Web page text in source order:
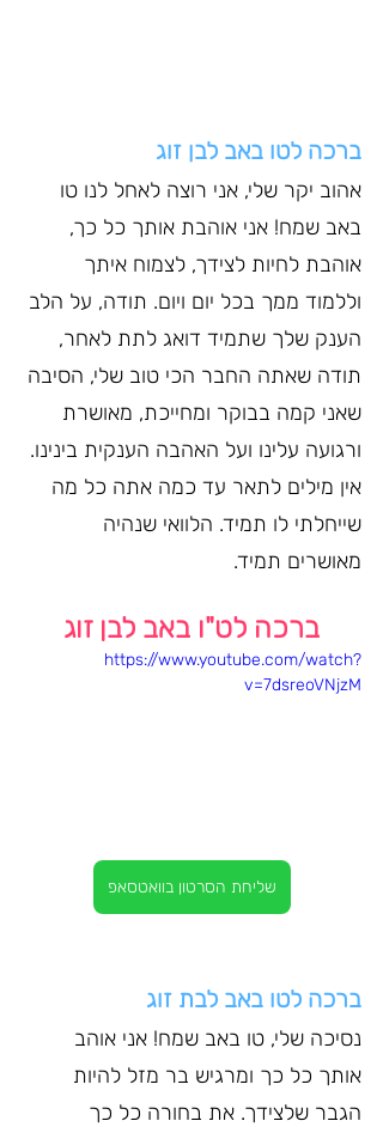
ברכה לטו באב לבן זוג
אהוב יקר שלי, אני רוצה לאחל לנו טו
באב שמח! אני אוהבת אותך כל כך,
אוהבת לחיות לצידך, לצמוח איתך
וללמוד ממך בכל יום ויום. תודה, על הלב
הענק שלך שתמיד דואג לתת לאחר,
תודה שאתה החבר הכי טוב שלי, הסיבה
שאני קמה בבוקר ומחייכת, מאושרת
ורגועה עלינו ועל האהבה הענקית בינינו.
אין מילים לתאר עד כמה אתה כל מה
שייחלתי לו תמיד. הלוואי שנהיה
מאושרים תמיד.
ברכה לט"ו באב לבן זוג
https://www.youtube.com/watch?
v=7dsreoVNjzM
שליחת הסרטון בוואטסאפ
ברכה לטו באב לבת זוג
נסיכה שלי, טו באב שמח! אני אוהב
אותך כל כך ומרגיש בר מזל להיות
הגבר שלצידך. את בחורה כל כך